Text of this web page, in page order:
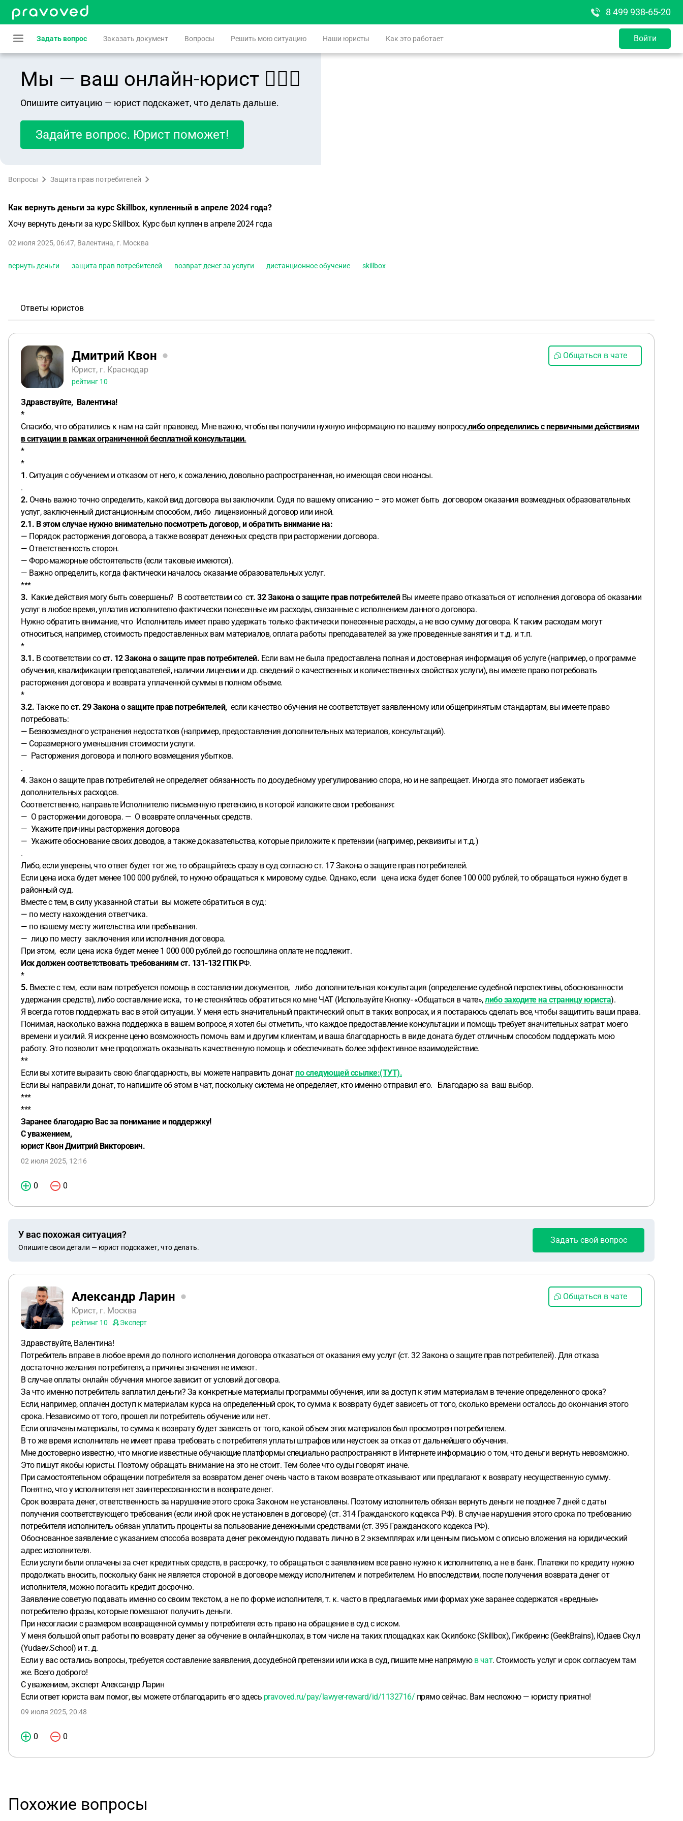
8 499 938-65-20
Задать вопрос Заказать документ Вопросы Решить мою ситуацию Наши юристы Как это работает Войти
Мы — ваш онлайн-юрист 👨🏻‍⚖️
Опишите ситуацию — юрист подскажет, что делать дальше.
Задайте вопрос. Юрист поможет!
Вопросы Защита прав потребителей
Как вернуть деньги за курс Skillbox, купленный в апреле 2024 года?
Хочу вернуть деньги за курс Skillbox. Курс был куплен в апреле 2024 года
02 июля 2025, 06:47, Валентина, г. Москва
вернуть деньги защита прав потребителей возврат денег за услуги дистанционное обучение skillbox
Ответы юристов
Дмитрий Квон
Юрист, г. Краснодар
рейтинг 10
Общаться в чате
Здравствуйте, Валентина!
*
Спасибо, что обратились к нам на сайт правовед. Мне важно, чтобы вы получили нужную информацию по вашему вопросу,либо определились с первичными действиями
в ситуации в рамках ограниченной бесплатной консультации.
*
*
1. Ситуация с обучением и отказом от него, к сожалению, довольно распространенная, но имеющая свои нюансы.
.
2. Очень важно точно определить, какой вид договора вы заключили. Судя по вашему описанию – это может быть договором оказания возмездных образовательных
услуг, заключенный дистанционным способом, либо лицензионный договор или иной.
2.1. В этом случае нужно внимательно посмотреть договор, и обратить внимание на:
— Порядок расторжения договора, а также возврат денежных средств при расторжении договора.
— Ответственность сторон.
— Форс-мажорные обстоятельств (если таковые имеются).
— Важно определить, когда фактически началось оказание образовательных услуг.
***
3. Какие действия могу быть совершены? В соответствии со ст. 32 Закона о защите прав потребителейВы имеете право отказаться от исполнения договора об оказании
услуг в любое время, уплатив исполнителю фактически понесенные им расходы, связанные с исполнением данного договора.
Нужно обратить внимание, что Исполнитель имеет право удержать только фактически понесенные расходы, а не всю сумму договора. К таким расходам могут
относиться, например, стоимость предоставленных вам материалов, оплата работы преподавателей за уже проведенные занятия и т.д. и т.п.
*
3.1. В соответствии сост. 12 Закона о защите прав потребителей. Если вам не была предоставлена полная и достоверная информация об услуге (например, о программе
обучения, квалификации преподавателей, наличии лицензии и др. сведений о качественных и количественных свойствах услуги), вы имеете право потребовать
расторжения договора и возврата уплаченной суммы в полном объеме.
*
3.2. Также пост. 29 Закона о защите прав потребителей, если качество обучения не соответствует заявленному или общепринятым стандартам, вы имеете право
потребовать:
— Безвозмездного устранения недостатков (например, предоставления дополнительных материалов, консультаций).
— Соразмерного уменьшения стоимости услуги.
— Расторжения договора и полного возмещения убытков.
.
4. Закон о защите прав потребителей не определяет обязанность по досудебному урегулированию спора, но и не запрещает. Иногда это помогает избежать
дополнительных расходов.
Соответственно, направьте Исполнителю письменную претензию, в которой изложите свои требования:
— О расторжении договора. — О возврате оплаченных средств.
— Укажите причины расторжения договора
— Укажите обоснование своих доводов, а также доказательства, которые приложите к претензии (например, реквизиты и т.д.)
.
Либо, если уверены, что ответ будет тот же, то обращайтесь сразу в суд согласно ст. 17 Закона о защите прав потребителей.
Если цена иска будет менее 100 000 рублей, то нужно обращаться к мировому судье. Однако, если цена иска будет более 100 000 рублей, то обращаться нужно будет в
районный суд.
Вместе с тем, в силу указанной статьи вы можете обратиться в суд:
— по месту нахождения ответчика.
— по вашему месту жительства или пребывания.
— лицо по месту заключения или исполнения договора.
При этом, если цена иска будет менее 1 000 000 рублей до госпошлина оплате не подлежит.
Иск должен соответствовать требованиям ст. 131-132 ГПК РФ.
*
5. Вместе с тем, если вам потребуется помощь в составлении документов, либо дополнительная консультация (определение судебной перспективы, обоснованности
удержания средств), либо составление иска, то не стесняйтесь обратиться ко мне ЧАТ (Используйте Кнопку- «Общаться в чате»,либо заходите на страницу юриста).
Я всегда готов поддержать вас в этой ситуации. У меня есть значительный практический опыт в таких вопросах, и я постараюсь сделать все, чтобы защитить ваши права.
Понимая, насколько важна поддержка в вашем вопросе, я хотел бы отметить, что каждое предоставление консультации и помощь требует значительных затрат моего
времени и усилий. Я искренне ценю возможность помочь вам и другим клиентам, и ваша благодарность в виде доната будет отличным способом поддержать мою
работу. Это позволит мне продолжать оказывать качественную помощь и обеспечивать более эффективное взаимодействие.
**
Если вы хотите выразить свою благодарность, вы можете направить донатпо следующей ссылке:(ТУТ).
Если вы направили донат, то напишите об этом в чат, поскольку система не определяет, кто именно отправил его. Благодарю за ваш выбор.
***
***
Заранее благодарю Вас за понимание и поддержку!
С уважением,
юрист Квон Дмитрий Викторович.
02 июля 2025, 12:16
0 0
У вас похожая ситуация?
Опишите свои детали — юрист подскажет, что делать.
Задать свой вопрос
Александр Ларин
Юрист, г. Москва
рейтинг 10 Эксперт
Общаться в чате
Здравствуйте, Валентина!
Потребитель вправе в любое время до полного исполнения договора отказаться от оказания ему услуг (ст. 32 Закона о защите прав потребителей). Для отказа
достаточно желания потребителя, а причины значения не имеют.
В случае оплаты онлайн обучения многое зависит от условий договора.
За что именно потребитель заплатил деньги? За конкретные материалы программы обучения, или за доступ к этим материалам в течение определенного срока?
Если, например, оплачен доступ к материалам курса на определенный срок, то сумма к возврату будет зависеть от того, сколько времени осталось до окончания этого
срока. Независимо от того, прошел ли потребитель обучение или нет.
Если оплачены материалы, то сумма к возврату будет зависеть от того, какой объем этих материалов был просмотрен потребителем.
В то же время исполнитель не имеет права требовать с потребителя уплаты штрафов или неустоек за отказ от дальнейшего обучения.
Мне достоверно известно, что многие известные обучающие платформы специально распространяют в Интернете информацию о том, что деньги вернуть невозможно.
Это пишут якобы юристы. Поэтому обращать внимание на это не стоит. Тем более что суды говорят иначе.
При самостоятельном обращении потребителя за возвратом денег очень часто в таком возврате отказывают или предлагают к возврату несущественную сумму.
Понятно, что у исполнителя нет заинтересованности в возврате денег.
Срок возврата денег, ответственность за нарушение этого срока Законом не установлены. Поэтому исполнитель обязан вернуть деньги не позднее 7 дней с даты
получения соответствующего требования (если иной срок не установлен в договоре) (ст. 314 Гражданского кодекса РФ). В случае нарушения этого срока по требованию
потребителя исполнитель обязан уплатить проценты за пользование денежными средствами (ст. 395 Гражданского кодекса РФ).
Обоснованное заявление с указанием способа возврата денег рекомендую подавать лично в 2 экземплярах или ценным письмом с описью вложения на юридический
адрес исполнителя.
Если услуги были оплачены за счет кредитных средств, в рассрочку, то обращаться с заявлением все равно нужно к исполнителю, а не в банк. Платежи по кредиту нужно
продолжать вносить, поскольку банк не является стороной в договоре между исполнителем и потребителем. Но впоследствии, после получения возврата денег от
исполнителя, можно погасить кредит досрочно.
Заявление советую подавать именно со своим текстом, а не по форме исполнителя, т. к. часто в предлагаемых ими формах уже заранее содержатся «вредные»
потребителю фразы, которые помешают получить деньги.
При несогласии с размером возвращенной суммы у потребителя есть право на обращение в суд с иском.
У меня большой опыт работы по возврату денег за обучение в онлайн-школах, в том числе на таких площадках как Скилбокс (Skillbox), Гикбреинс (GeekBrains), Юдаев Скул
(Yudaev.School) и т. д.
Если у вас остались вопросы, требуется составление заявления, досудебной претензии или иска в суд, пишите мне напрямую в чат. Стоимость услуг и срок согласуем там
же. Всего доброго!
С уважением, эксперт Александр Ларин
Если ответ юриста вам помог, вы можете отблагодарить его здесь pravoved.ru/pay/lawyer-reward/id/1132716/ прямо сейчас. Вам несложно — юристу приятно!
09 июля 2025, 20:48
0 0
Похожие вопросы